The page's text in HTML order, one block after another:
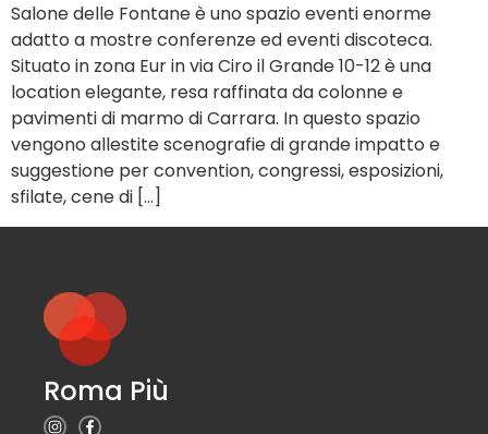
Salone delle Fontane è uno spazio eventi enorme
adatto a mostre conferenze ed eventi discoteca.
Situato in zona Eur in via Ciro il Grande 10-12 è una
location elegante, resa raffinata da colonne e
pavimenti di marmo di Carrara. In questo spazio
vengono allestite scenografie di grande impatto e
suggestione per convention, congressi, esposizioni,
sfilate, cene di […]
Roma Più